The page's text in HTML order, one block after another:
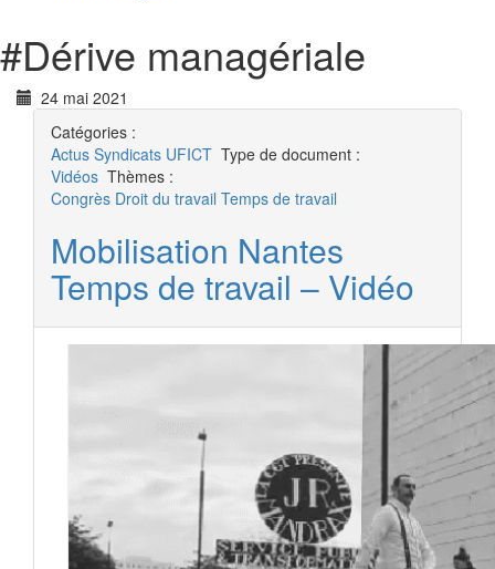
#Dérive managériale
24 mai 2021
Catégories :
Actus Syndicats UFICT Type de document :
Vidéos Thèmes :
Congrès Droit du travail Temps de travail
Mobilisation Nantes
Temps de travail – Vidéo